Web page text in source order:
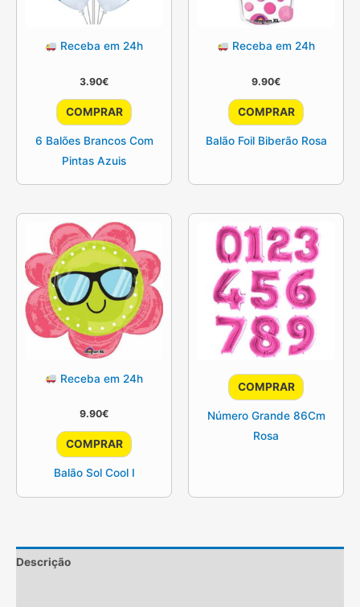
Receba em 24h
3.90€
COMPRAR
6 Balões Brancos Com
Pintas Azuis
Receba em 24h
9.90€
COMPRAR
Balão Foil Biberão Rosa
Receba em 24h
9.90€
COMPRAR
Balão Sol Cool I
COMPRAR
Número Grande 86Cm
Rosa
Descrição